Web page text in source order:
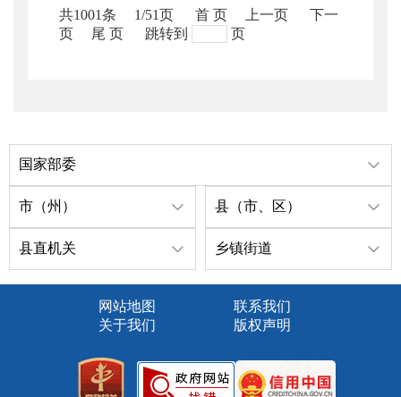
共1001条 1/51页 首 页 上一页
下一
页
尾 页 跳转到 页
国家部委
市（州） 县（市、区）
县直机关 乡镇街道
网站地图
联系我们
关于我们
版权声明